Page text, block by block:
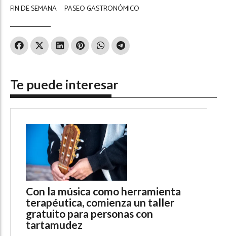
FIN DE SEMANA
PASEO GASTRONÓMICO
Te puede interesar
Con la música como herramienta
terapéutica, comienza un taller
gratuito para personas con
tartamudez